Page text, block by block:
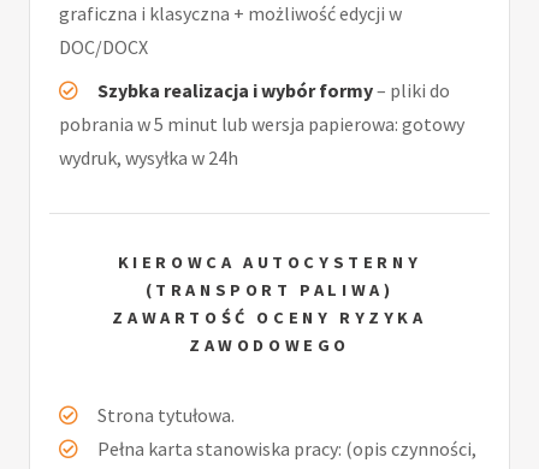
graficzna i klasyczna + możliwość edycji w
DOC/DOCX
Szybka realizacja i wybór formy– pliki do
pobrania w 5 minut lub wersja papierowa: gotowy
wydruk, wysyłka w 24h
KIEROWCA AUTOCYSTERNY
(TRANSPORT PALIWA)
ZAWARTOŚĆ OCENY RYZYKA
ZAWODOWEGO
Strona tytułowa.
Pełna karta stanowiska pracy: (opis czynności,